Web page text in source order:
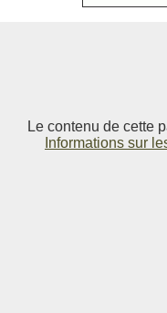
Le contenu de cette
Informations sur